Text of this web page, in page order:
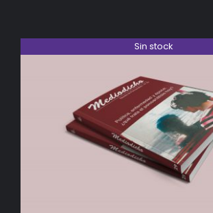
Sin stock
DETALLES